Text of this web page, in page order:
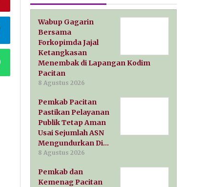
Wabup Gagarin
Bersama
Forkopimda Jajal
Ketangkasan
Menembak di Lapangan Kodim
Pacitan
8 Agustus 2026
Pemkab Pacitan
Pastikan Pelayanan
Publik Tetap Aman
Usai Sejumlah ASN
Mengundurkan Di…
8 Agustus 2026
Pemkab dan
Kemenag Pacitan